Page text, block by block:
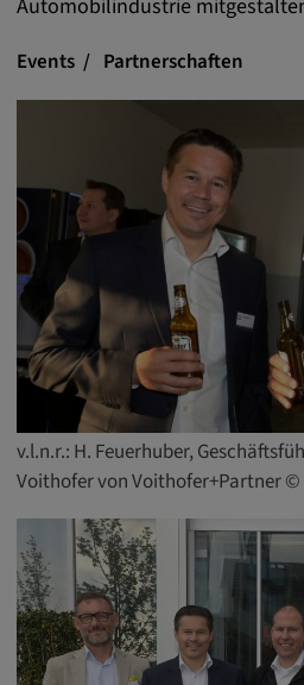
Automobilindustrie
Events
Partnerschaften
v.l.n.r.: H. Feuerhuber,
Voithofer von Voithofer+Partner